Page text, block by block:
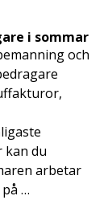
i sommar
och
kan du
arbetar
…